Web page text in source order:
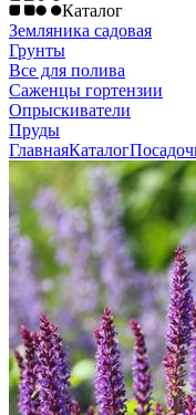
Каталог
Земляника садовая
Грунты
Все для полива
Саженцы гортензии
Опрыскиватели
Пруды
ГлавнаяКаталог